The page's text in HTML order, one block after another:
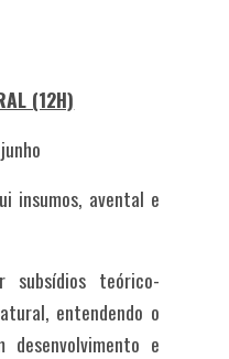
(12H)
insumos, avental e
subsídios teórico-
entendendo o
e